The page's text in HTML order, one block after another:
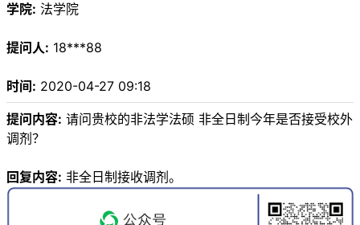
学院: 法学院
提问人: 18***88
时间: 2020-04-27 09:18
提问内容: 请问贵校的非法学法硕 非全日制今年是否接受校外
调剂？
回复内容: 非全日制接收调剂。